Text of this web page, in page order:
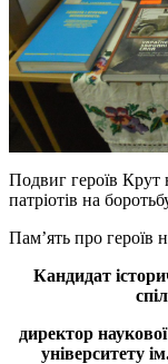
Подвиг героїв Крут
патріотів на
Пам’ять про героїв
Кандидат
директор
університету